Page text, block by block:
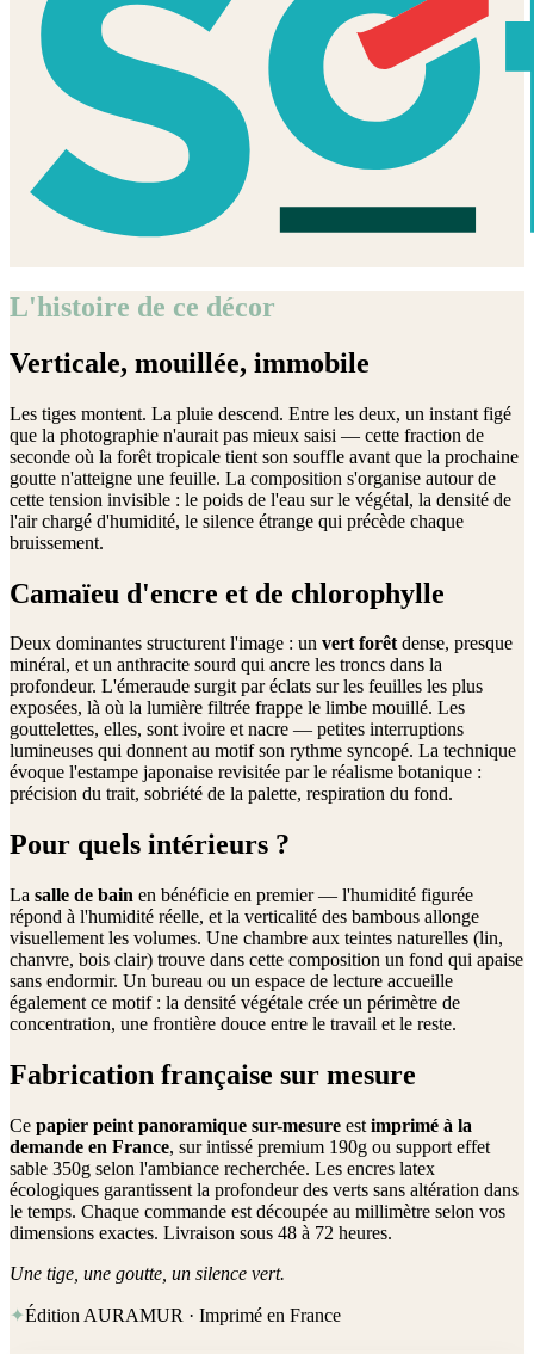
L'histoire de ce décor
Verticale, mouillée, immobile
Les tiges montent. La pluie descend. Entre les deux, un instant figé
que la photographie n'aurait pas mieux saisi — cette fraction de
seconde où la forêt tropicale tient son souffle avant que la prochaine
goutte n'atteigne une feuille. La composition s'organise autour de
cette tension invisible : le poids de l'eau sur le végétal, la densité de
l'air chargé d'humidité, le silence étrange qui précède chaque
bruissement.
Camaïeu d'encre et de chlorophylle
Deux dominantes structurent l'image : un vert forêtdense, presque
minéral, et un anthracite sourd qui ancre les troncs dans la
profondeur. L'émeraude surgit par éclats sur les feuilles les plus
exposées, là où la lumière filtrée frappe le limbe mouillé. Les
gouttelettes, elles, sont ivoire et nacre — petites interruptions
lumineuses qui donnent au motif son rythme syncopé. La technique
évoque l'estampe japonaise revisitée par le réalisme botanique :
précision du trait, sobriété de la palette, respiration du fond.
Pour quels intérieurs ?
La salle de bain en bénéficie en premier — l'humidité figurée
répond à l'humidité réelle, et la verticalité des bambous allonge
visuellement les volumes. Une chambre aux teintes naturelles (lin,
chanvre, bois clair) trouve dans cette composition un fond qui apaise
sans endormir. Un bureau ou un espace de lecture accueille
également ce motif : la densité végétale crée un périmètre de
concentration, une frontière douce entre le travail et le reste.
Fabrication française sur mesure
Ce papier peint panoramique sur-mesure est imprimé à la
demande en France, sur intissé premium 190g ou support effet
sable 350g selon l'ambiance recherchée. Les encres latex
écologiques garantissent la profondeur des verts sans altération dans
le temps. Chaque commande est découpée au millimètre selon vos
dimensions exactes. Livraison sous 48 à 72 heures.
Une tige, une goutte, un silence vert.
✦Édition AURAMUR · Imprimé en France